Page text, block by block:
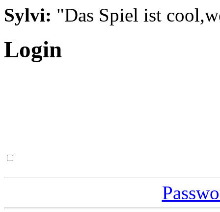
Sylvi: "Das Spiel ist
Login